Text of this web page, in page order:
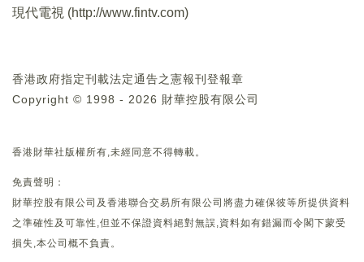
現代電視 (http://www.fintv.com)
香港政府指定刊載法定通告之憲報刊登報章
Copyright © 1998 - 2026 財華控股有限公司
香港財華社版權所有,未經同意不得轉載。
免責聲明：
財華控股有限公司及香港聯合交易所有限公司將盡力確保彼等所提供資料
之準確性及可靠性,但並不保證資料絕對無誤,資料如有錯漏而令閣下蒙受
損失,本公司概不負責。